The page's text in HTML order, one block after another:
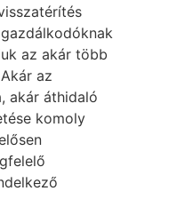
az akár több
az
akár áthidaló
komoly